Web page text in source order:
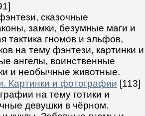
сказочные
замки, безумные маги и
тактика гномов и эльфов,
на тему фэнтези, картинки и
ангелы, воинственные
и необычные животные.
Картинки и фотографии [113]
на тему готики и
девушки в чёрном.